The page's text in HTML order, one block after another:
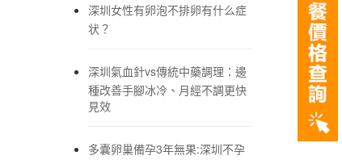
深圳女性有卵泡不排卵有什么症
状？
深圳氣血針vs傳統中藥調理：邊
種改善手腳冰冷、月經不調更快
見效
多囊卵巢備孕3年無果:深圳不孕